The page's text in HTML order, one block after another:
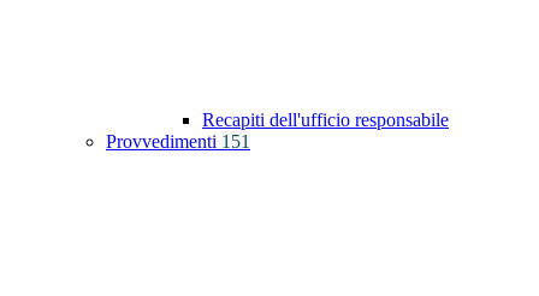
Recapiti dell'ufficio responsabile
Provvedimenti 151